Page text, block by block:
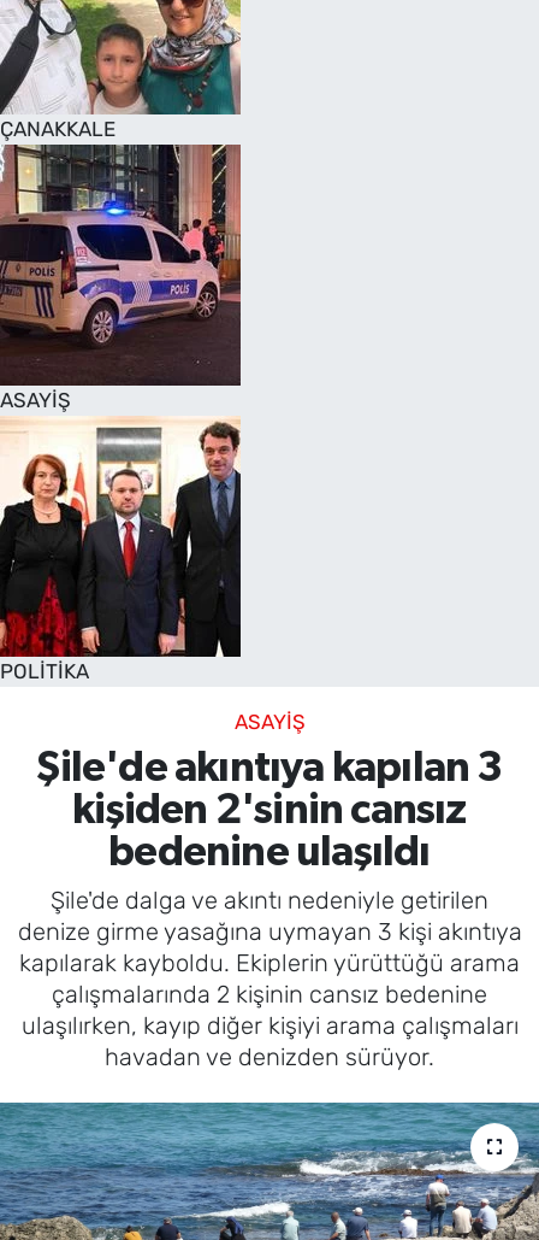
ÇANAKKALE
ASAYİŞ
POLİTİKA
ASAYİŞ
Şile'de akıntıya kapılan 3
kişiden 2'sinin cansız
bedenine ulaşıldı
Şile'de dalga ve akıntı nedeniyle getirilen
denize girme yasağına uymayan 3 kişi akıntıya
kapılarak kayboldu. Ekiplerin yürüttüğü arama
çalışmalarında 2 kişinin cansız bedenine
ulaşılırken, kayıp diğer kişiyi arama çalışmaları
havadan ve denizden sürüyor.
SAĞLIK
TV REHBERİ